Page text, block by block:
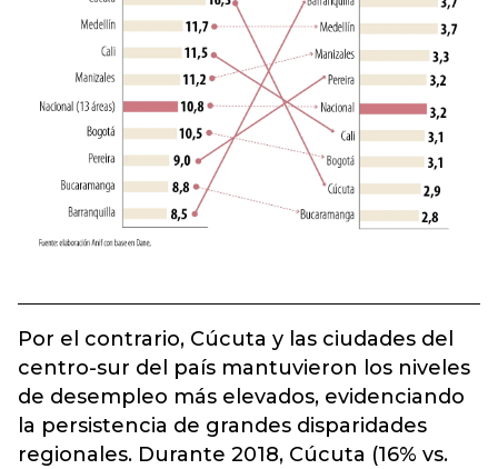
Por el contrario, Cúcuta y las ciudades del
centro-sur del país mantuvieron los niveles
de desempleo más elevados, evidenciando
la persistencia de grandes disparidades
regionales. Durante 2018, Cúcuta (16% vs.